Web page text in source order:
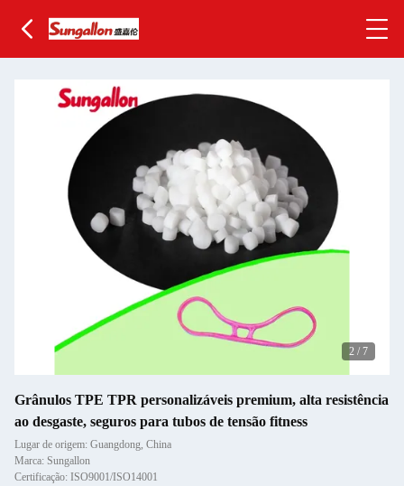
2 / 7
Grânulos TPE TPR personalizáveis premium, alta resistência
ao desgaste, seguros para tubos de tensão fitness
Lugar de origem: Guangdong, China
Marca: Sungallon
Certificação: ISO9001/ISO14001